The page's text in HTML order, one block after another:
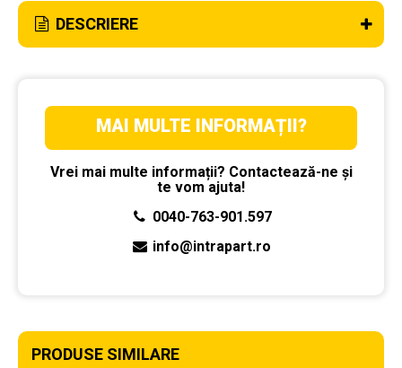
DESCRIERE
MAI MULTE INFORMAȚII?
Vrei mai multe informații? Contactează-ne și
te vom ajuta!
0040-763-901.597
info@intrapart.ro
PRODUSE SIMILARE